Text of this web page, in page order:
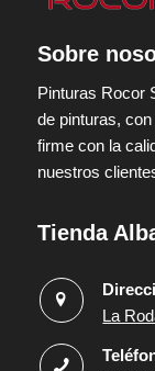
Sobre
Pinturas Rocor
de pinturas,
firme con la
nuestros
Tienda
La